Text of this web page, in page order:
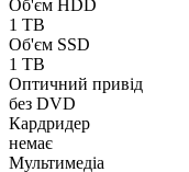
Об'єм HDD
1 TB
Об'єм SSD
1 TB
Оптичний привід
без DVD
Кардридер
немає
Мультимедіа